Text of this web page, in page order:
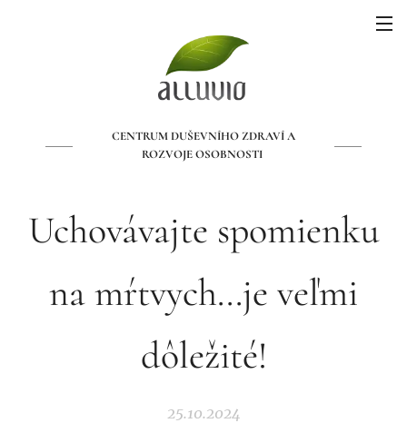
CENTRUM DUŠEVNÍHO ZDRAVÍ A
ROZVOJE OSOBNOSTI
Uchovávajte spomienku
na mŕtvych...je veľmi
dôležité!
25.10.2024